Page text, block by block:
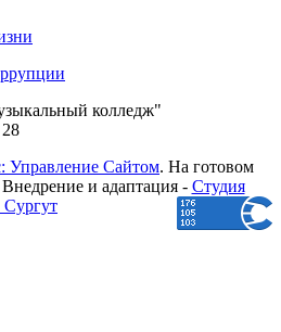
колледж"
Управление Сайтом. На готовом
и адаптация - Студия